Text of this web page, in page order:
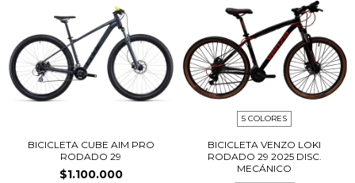
BICICLETA CUBE AIM PRO
RODADO 29
$1.100.000
5 COLORES
BICICLETA VENZO LOKI
RODADO 29 2025 DISC.
MECÁNICO